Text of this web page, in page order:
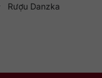
Rượu Danzka